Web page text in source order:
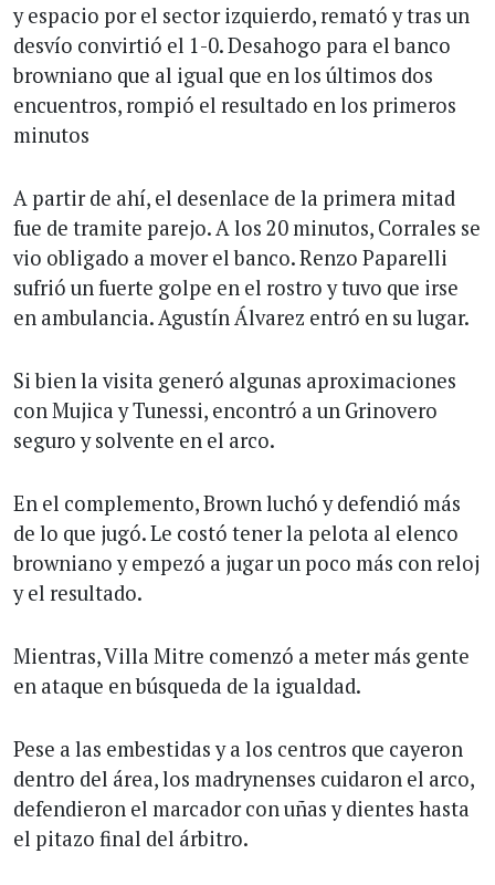
y espacio por el sector izquierdo, remató y tras un
desvío convirtió el 1-0. Desahogo para el banco
browniano que al igual que en los últimos dos
encuentros, rompió el resultado en los primeros
minutos
A partir de ahí, el desenlace de la primera mitad
fue de tramite parejo. A los 20 minutos, Corrales se
vio obligado a mover el banco. Renzo Paparelli
sufrió un fuerte golpe en el rostro y tuvo que irse
en ambulancia. Agustín Álvarez entró en su lugar.
Si bien la visita generó algunas aproximaciones
con Mujica y Tunessi, encontró a un Grinovero
seguro y solvente en el arco.
En el complemento, Brown luchó y defendió más
de lo que jugó. Le costó tener la pelota al elenco
browniano y empezó a jugar un poco más con reloj
y el resultado.
Mientras, Villa Mitre comenzó a meter más gente
en ataque en búsqueda de la igualdad.
Pese a las embestidas y a los centros que cayeron
dentro del área, los madrynenses cuidaron el arco,
defendieron el marcador con uñas y dientes hasta
el pitazo final del árbitro.